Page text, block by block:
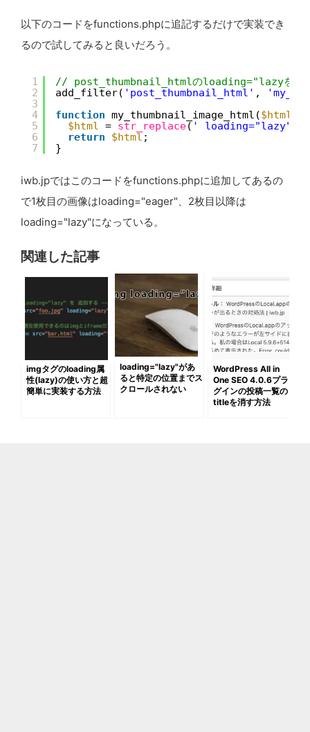
以下のコードをfunctions.phpに追記するだけで実装でき
るので試してみると良いだろう。
1
2
3
4
5
6
7
// post_thumbnail_htmlのloading="lazyを
add_filter( 'post_thumbnail_html' ,
function my_thumbnail_image_html($html
$html = str_replace( ' loading="lazy"'
return
$html ;
}
iwb.jpではこのコードをfunctions.phpに追加してあるの
で1枚目の画像はloading="eager"、2枚目以降は
loading="lazy"になっている。
関連した記事
imgタグのloading属
性(lazy)の使い方と超
簡単に実装する方法
loading="lazy"があ
ると特定の位置までス
クロールされない
WordPress All in
One SEO 4.0.6プラ
グインの投稿一覧の
titleを消す方法